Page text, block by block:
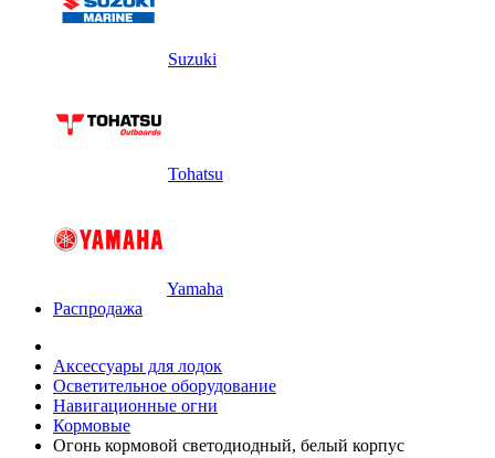
Suzuki
Tohatsu
Yamaha
Распродажа
Аксессуары для лодок
Осветительное оборудование
Навигационные огни
Кормовые
Огонь кормовой светодиодный, белый корпус